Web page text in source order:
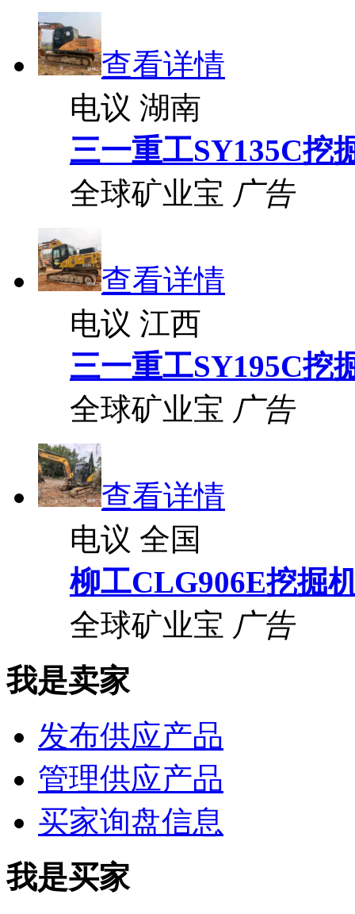
查看详情
电议 湖南
三一重工SY135C挖
全球矿业宝 广告
查看详情
电议 江西
三一重工SY195C挖
全球矿业宝 广告
查看详情
电议 全国
柳工CLG906E挖掘
全球矿业宝 广告
我是卖家
发布供应产品
管理供应产品
买家询盘信息
我是买家